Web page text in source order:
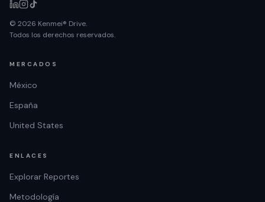
© 2026 Kenmei® Drive.
Todos los derechos reservados.
MERCADOS
México
España
United States
ENLACES
Explorar Reportes
Metodología